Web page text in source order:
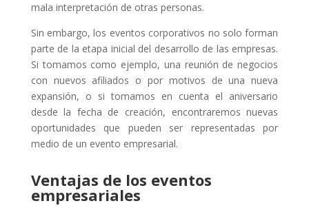
mala interpretación de otras personas.
Sin embargo, los eventos corporativos no solo forman
parte de la etapa inicial del desarrollo de las empresas.
Si tomamos como ejemplo, una reunión de negocios
con nuevos afiliados o por motivos de una nueva
expansión, o si tomamos en cuenta el aniversario
desde la fecha de creación, encontraremos nuevas
oportunidades que pueden ser representadas por
medio de un evento empresarial.
Ventajas de los eventos
empresariales